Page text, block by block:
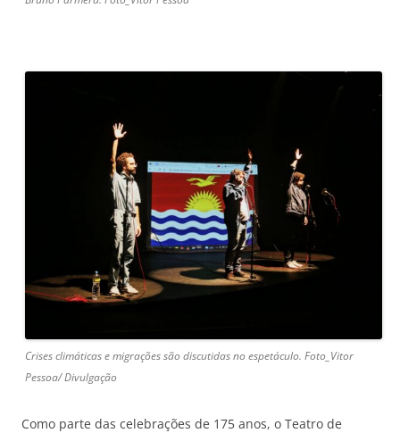
Crises climáticas e migrações são discutidas no espetáculo. Foto_Vitor
Pessoa/ Divulgação
Como parte das celebrações de 175 anos, o Teatro de